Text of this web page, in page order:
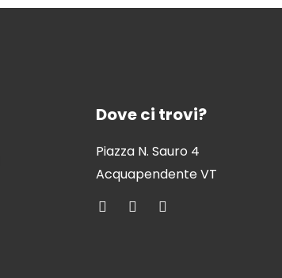
Dove ci trovi?
Piazza N. Sauro 4
Acquapendente VT